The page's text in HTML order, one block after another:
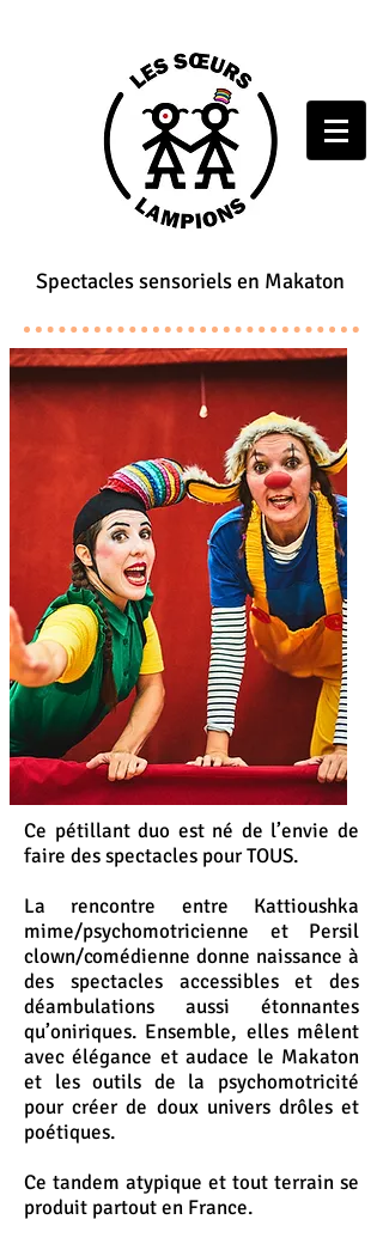
Spectacles sensoriels en Makaton
Ce pétillant duo est né de l’envie de
faire des spectacles pour TOUS.
La rencontre entre Kattioushka
mime/psychomotricienne et Persil
clown/comédienne donne naissance à
des spectacles accessibles et des
déambulations aussi étonnantes
qu’oniriques. Ensemble, elles mêlent
avec élégance et audace le Makaton
et les outils de la psychomotricité
pour créer de doux univers drôles et
poétiques.
Ce tandem atypique et tout terrain se
produit partout en France.